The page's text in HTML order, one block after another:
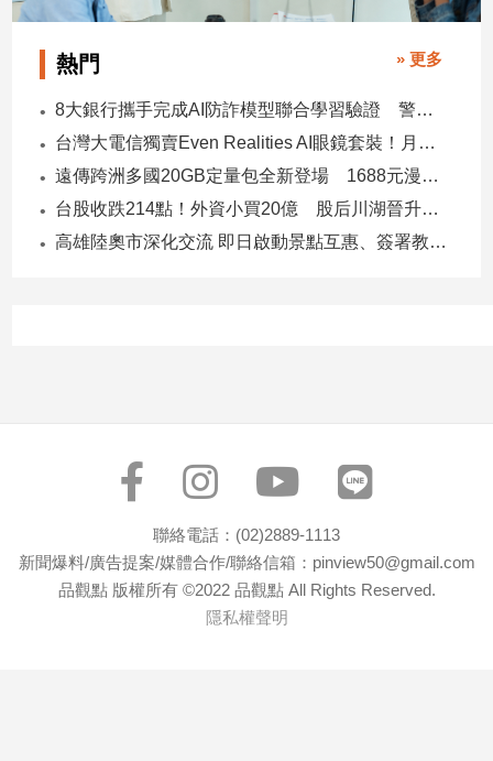
薦
科
技/
戲
運
動
合
熱門 » 更多
8大銀行攜手完成AI防詐模型聯合學習驗證 警示帳戶準確度提升2倍
台灣大電信獨賣Even Realities AI眼鏡套裝！月付1399元 專案價3990
遠傳跨洲多國20GB定量包全新登場 1688元漫遊逾百國家！
台股收跌214點！外資小買20億 股后川湖晉升萬金股
高雄陸奧市深化交流 即日啟動景點互惠、簽署教育合作MOU
聯絡電話：(02)2889-1113
新聞爆料/廣告提案/媒體合作/聯絡信箱：pinview50@gmail.com
品觀點 版權所有 ©2022 品觀點 All Rights Reserved.
隱私權聲明